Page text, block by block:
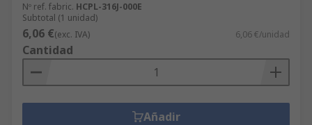
Nº ref. fabric. HCPL-316J-000E
Subtotal (1 unidad)
6,06 €(exc. IVA) 6,06 €/unidad
Cantidad
Añadir